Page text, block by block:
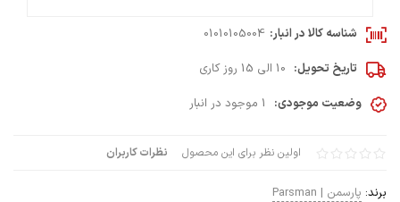
اولین نظر برای این محصول نظرات کاربران
برند: پارسمن | Parsman
شناسه کالا در انبار: 01010105004
تاریخ تحویل: 10 الی 15 روز کاری
وضعیت موجودی: 1 موجود در انبار